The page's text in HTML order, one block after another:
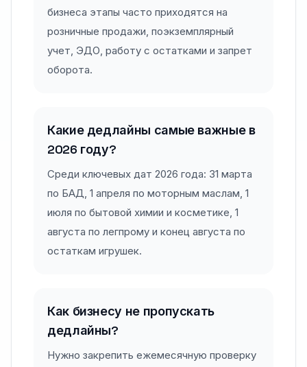
бизнеса этапы часто приходятся на
розничные продажи, поэкземплярный
учет, ЭДО, работу с остатками и запрет
оборота.
Какие дедлайны самые важные в
2026 году?
Среди ключевых дат 2026 года: 31 марта
по БАД, 1 апреля по моторным маслам, 1
июля по бытовой химии и косметике, 1
августа по легпрому и конец августа по
остаткам игрушек.
Как бизнесу не пропускать
дедлайны?
Нужно закрепить ежемесячную проверку